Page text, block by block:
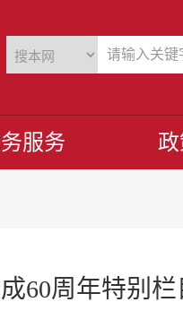
服务
60周年特别